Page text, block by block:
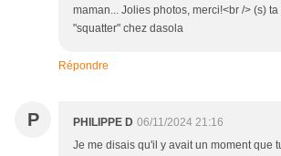
maman... Jolies photos, merci!<br /> (s)
"squatter" chez dasola
Répondre
P PHILIPPE D 06/11/2024 21:16
Je me disais qu'il y avait un moment que